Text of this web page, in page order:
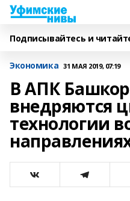
Подписывайтесь и
Экономика 31 МАЯ 2019, 07:19
В АПК
внедряются
технологии